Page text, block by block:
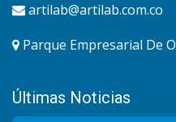
artilab@artilab.com.co
Parque Empresarial De
Últimas Noticias